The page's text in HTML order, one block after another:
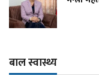
बाल स्वास्थ्य